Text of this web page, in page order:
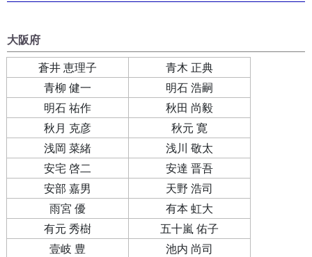
大阪府
蒼井 恵理子
青木 正典
青柳 健一
明石 浩嗣
明石 祐作
秋田 尚毅
秋月 克彦
秋元 寛
浅岡 菜緒
浅川 敬太
安宅 啓二
安達 晋吾
安部 嘉男
天野 浩司
雨宮 優
有本 虹大
有元 秀樹
五十嵐 佑子
壹岐 豊
池内 尚司